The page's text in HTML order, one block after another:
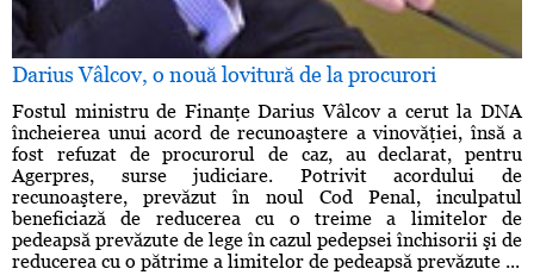
Darius Vâlcov, o nouă lovitură de la procurori
Fostul ministru de Finanţe Darius Vâlcov a cerut la DNA
încheierea unui acord de recunoaştere a vinovăţiei, însă a
fost refuzat de procurorul de caz, au declarat, pentru
Agerpres, surse judiciare. Potrivit acordului de
recunoaştere, prevăzut în noul Cod Penal, inculpatul
beneficiază de reducerea cu o treime a limitelor de
pedeapsă prevăzute de lege în cazul pedepsei închisorii şi de
reducerea cu o pătrime a limitelor de pedeapsă prevăzute ...